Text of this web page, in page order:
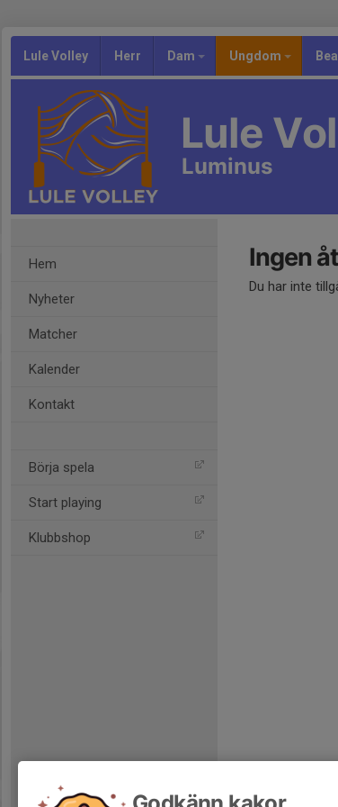
Lule Volley Herr Dam Ungdom
Lule
Luminus
Hem
Nyheter
Matcher
Kalender
Kontakt
Börja spela
Start playing
Klubbshop
Ingen
Du har inte